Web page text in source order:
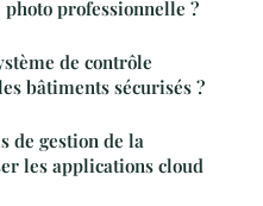
professionnelle ?
de contrôle
bâtiments sécurisés ?
de gestion de la
les applications cloud